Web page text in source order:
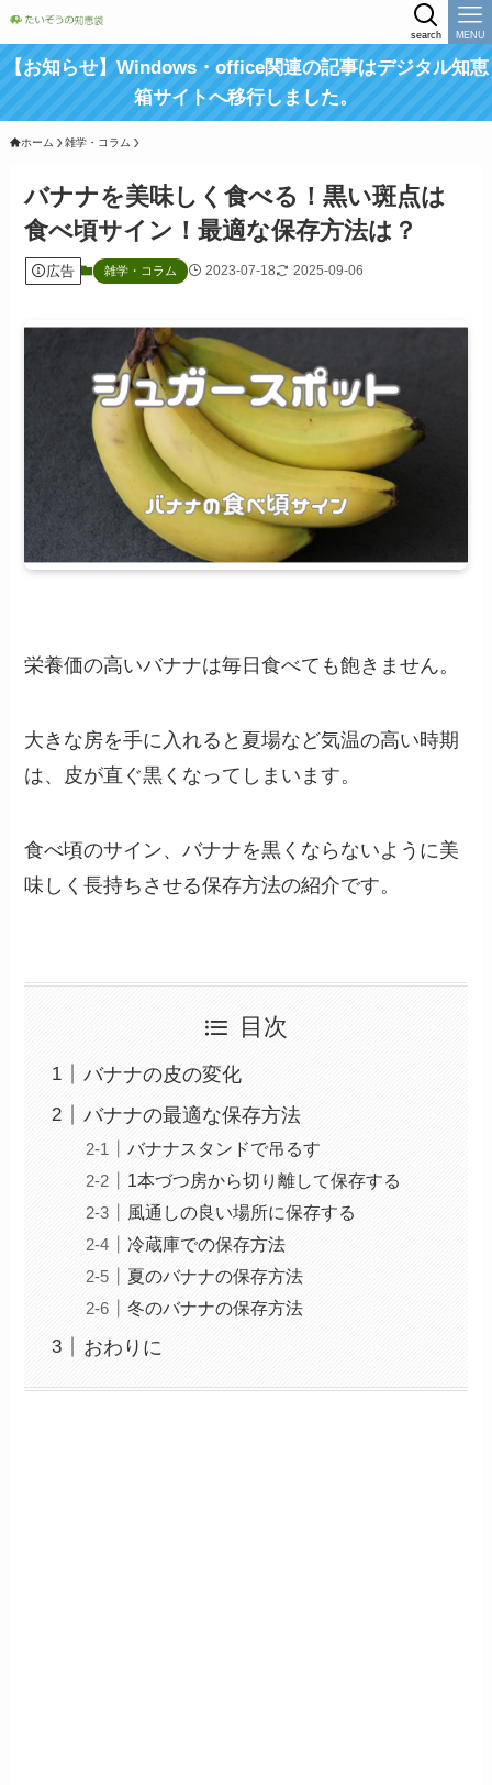
search MENU
【お知らせ】Windows・office関連の記事はデジタル知恵
箱サイトへ移行しました。
ホーム 雑学・コラム
バナナを美味しく食べる！黒い斑点は
食べ頃サイン！最適な保存方法は？
広告 雑学・コラム 2023-07-18 2025-09-06
栄養価の高いバナナは毎日食べても飽きません。
大きな房を手に入れると夏場など気温の高い時期
は、皮が直ぐ黒くなってしまいます。
食べ頃のサイン、バナナを黒くならないように美
味しく長持ちさせる保存方法の紹介です。
目次
バナナの皮の変化
バナナの最適な保存方法
バナナスタンドで吊るす
1本づつ房から切り離して保存する
風通しの良い場所に保存する
冷蔵庫での保存方法
夏のバナナの保存方法
冬のバナナの保存方法
おわりに